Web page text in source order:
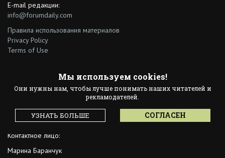
E-mail редакции:
info@forumdaily.com
Правила использования материалов
Privacy Policy
Terms of Use
Реклама
Наши рекламодатели
Контактное лицо:
Марина Баранчук
Мы используем cookies!
Они нужны нам, чтобы лучше понимать наших читателей и
рекламодателей.
УЗНАТЬ БОЛЬШЕ СОГЛАСЕН